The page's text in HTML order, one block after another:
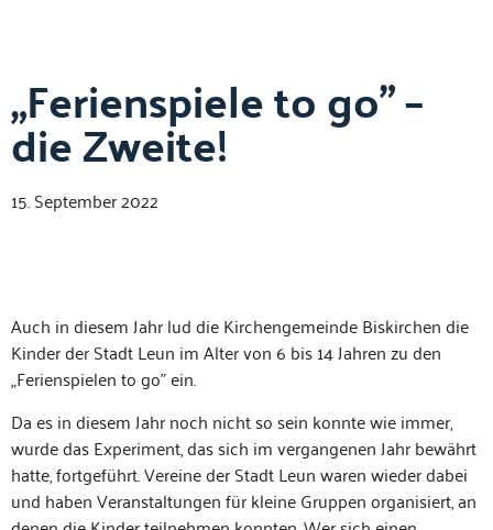
„Ferienspiele to go” –
die Zweite!
15. September 2022
Auch in diesem Jahr lud die Kirchenge­meinde Biskirchen die
Kinder der Stadt Leun im Alter von 6 bis 14 Jahren zu den
„Ferien­spie­len to go” ein.
Da es in diesem Jahr noch nicht so sein kon­nte wie immer,
wurde das Exper­i­ment, das sich im ver­gan­genen Jahr bewährt
hat­te, fort­ge­führt. Vere­ine der Stadt Leun waren wieder dabei
und haben Ver­anstal­tun­gen für kleine Grup­pen organ­isiert, an